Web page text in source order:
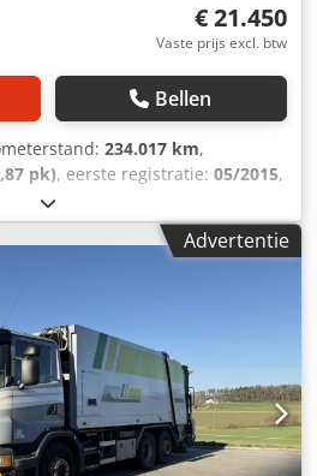
€ 21.450
Vaste prijs excl. btw
Bellen
234.017 km,
pk), eerste registratie: 05/2015,
bandenmaten:315 / 80 R 22.5 /
, wielbasis:3.900 mm, volgende
zitplaatsen:
mm, totale hoogte:
/ 80 R 22.5 / 10mm, bedrijfsklaar
airconditioning,
Advertentie